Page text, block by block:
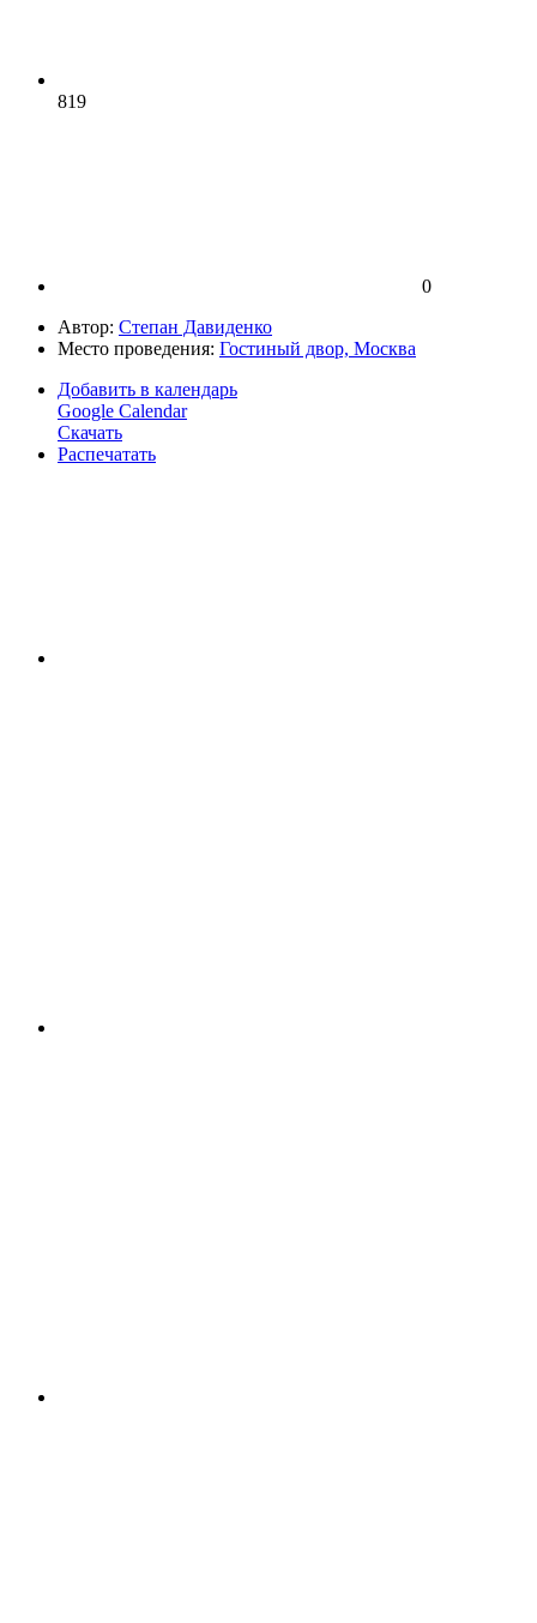
819
0
Автор: Степан Давиденко
Место проведения: Гостиный двор, Москва
Добавить в календарь
Google Calendar
Скачать
Распечатать